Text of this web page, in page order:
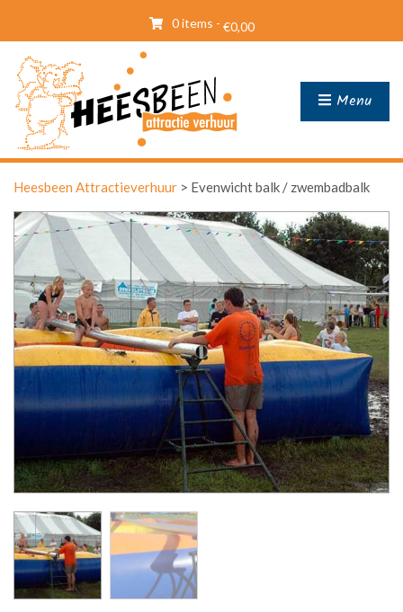
0 items - €0,00
Menu
Heesbeen Attractieverhuur > Evenwicht balk / zwembadbalk